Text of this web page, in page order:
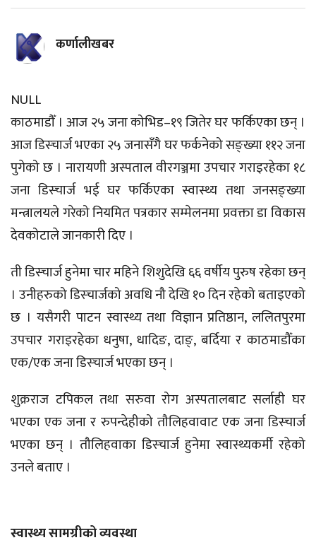
कर्णालीखबर
NULL
काठमाडौँ । आज २५ जना कोभिड–१९ जितेर घर फर्किएका छन् ।
आज डिस्चार्ज भएका २५ जनासँगै घर फर्कनेको सङ्ख्या ११२ जना
पुगेको छ । नारायणी अस्पताल वीरगञ्जमा उपचार गराइरहेका १८
जना डिस्चार्ज भई घर फर्किएका स्वास्थ्य तथा जनसङ्ख्या
मन्त्रालयले गरेको नियमित पत्रकार सम्मेलनमा प्रवक्ता डा विकास
देवकोटाले जानकारी दिए ।
ती डिस्चार्ज हुनेमा चार महिने शिशुदेखि ६६ वर्षीय पुरुष रहेका छन्
। उनीहरुको डिस्चार्जको अवधि नौ देखि १० दिन रहेको बताइएको
छ । यसैगरी पाटन स्वास्थ्य तथा विज्ञान प्रतिष्ठान, ललितपुरमा
उपचार गराइरहेका धनुषा, धादिङ, दाङ्, बर्दिया र काठमाडौँका
एक/एक जना डिस्चार्ज भएका छन् ।
शुक्रराज टपिकल तथा सरुवा रोग अस्पतालबाट सर्लाही घर
भएका एक जना र रुपन्देहीको तौलिहवावाट एक जना डिस्चार्ज
भएका छन् । तौलिहवाका डिस्चार्ज हुनेमा स्वास्थ्यकर्मी रहेको
उनले बताए ।
स्वास्थ्य सामग्रीको व्यवस्था